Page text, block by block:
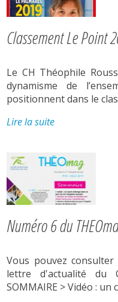
Classement Le Point
Le CH Théophile
dynamisme de
positionnent dans le
Lire la suite
Numéro 6 du
Vous pouvez
lettre d'actualité du
SOMMAIRE > Vidéo :